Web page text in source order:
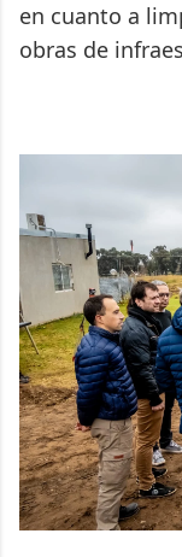
en cuanto a
obras de